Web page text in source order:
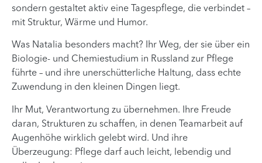
sondern gestaltet aktiv eine Tagespflege, die verbindet –
mit Struktur, Wärme und Humor.
Was Natalia besonders macht? Ihr Weg, der sie über ein
Biologie- und Chemiestudium in Russland zur Pflege
führte – und ihre unerschütterliche Haltung, dass echte
Zuwendung in den kleinen Dingen liegt.
Ihr Mut, Verantwortung zu übernehmen. Ihre Freude
daran, Strukturen zu schaffen, in denen Teamarbeit auf
Augenhöhe wirklich gelebt wird. Und ihre
Überzeugung: Pflege darf auch leicht, lebendig und